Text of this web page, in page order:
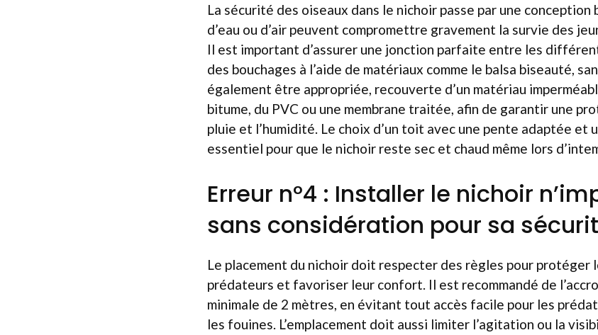
La sécurité des oiseaux dans le nichoir passe par une
d’eau ou d’air peuvent compromettre gravement la survie des
Il est important d’assurer une jonction parfaite entre les
des bouchages à l’aide de matériaux comme le balsa biseauté,
également être appropriée, recouverte d’un matériau
bitume, du PVC ou une membrane traitée, afin de garantir une
pluie et l’humidité. Le choix d’un toit avec une pente adaptée et
essentiel pour que le nichoir reste sec et chaud même lors
Erreur n°4 : Installer le nichoir
sans considération pour sa
Le placement du nichoir doit respecter des règles pour protéger
prédateurs et favoriser leur confort. Il est recommandé de
minimale de 2 mètres, en évitant tout accès facile pour les
les fouines. L’emplacement doit aussi limiter l’agitation ou la